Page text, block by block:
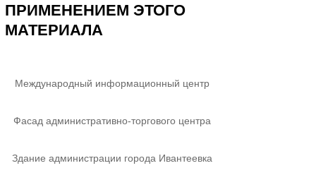
ПРИМЕНЕНИЕМ ЭТОГО
МАТЕРИАЛА
Международный информационный центр
Фасад административно-торгового центра
Здание администрации города Ивантеевка